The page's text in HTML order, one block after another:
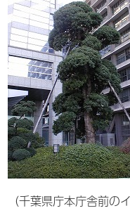
（千葉県庁本庁舎前の